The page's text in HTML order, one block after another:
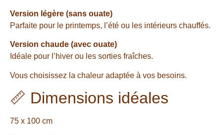
Version légère (sans ouate)
Parfaite pour le printemps, l’été ou les intérieurs chauffés.
Version chaude (avec ouate)
Idéale pour l’hiver ou les sorties fraîches.
Vous choisissez la chaleur adaptée à vos besoins.
📏 Dimensions idéales
75 x 100 cm